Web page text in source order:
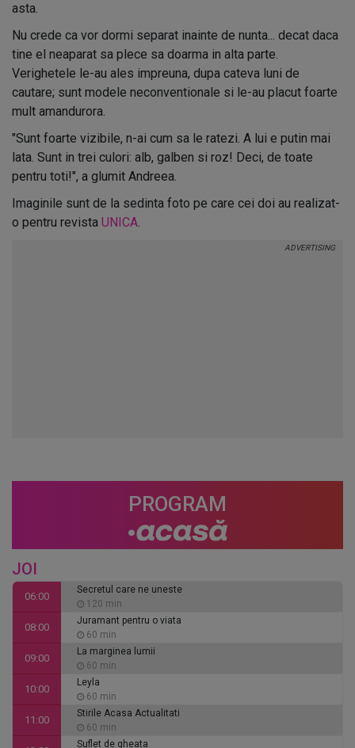
asta.
Nu crede ca vor dormi separat inainte de nunta... decat daca
tine el neaparat sa plece sa doarma in alta parte.
Verighetele le-au ales impreuna, dupa cateva luni de
cautare; sunt modele neconventionale si le-au placut foarte
mult amandurora.
"Sunt foarte vizibile, n-ai cum sa le ratezi. A lui e putin mai
lata. Sunt in trei culori: alb, galben si roz! Deci, de toate
pentru toti!", a glumit Andreea.
Imaginile sunt de la sedinta foto pe care cei doi au realizat-
o pentru revista UNICA.
PROGRAM
JOI
06:00
Secretul care ne uneste
120 min
08:00
Juramant pentru o viata
60 min
09:00
La marginea lumii
60 min
10:00
Leyla
60 min
11:00
Stirile Acasa Actualitati
60 min
Suflet de gheata